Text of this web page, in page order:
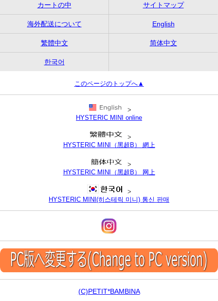
カートの中 サイトマップ
海外配送について English
繁體中文 简体中文
한국어
このページのトップへ▲
>
HYSTERIC MINI online
>
HYSTERIC MINI（黑超B） 網上
>
HYSTERIC MINI（黑超B） 网上
>
HYSTERIC MINI(히스테릭 미니) 통신 판매
(C)PETIT*BAMBINA